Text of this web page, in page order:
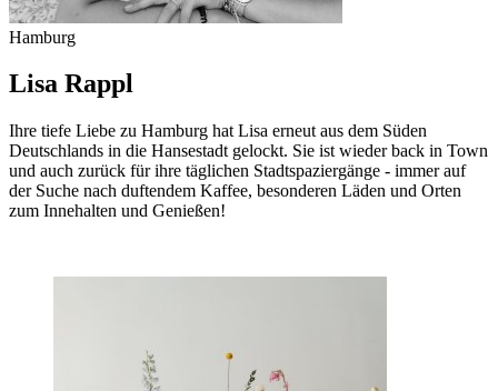
Hamburg
Lisa Rappl
Ihre tiefe Liebe zu Hamburg hat Lisa erneut aus dem Süden
Deutschlands in die Hansestadt gelockt. Sie ist wieder back in Town
und auch zurück für ihre täglichen Stadtspaziergänge - immer auf
der Suche nach duftendem Kaffee, besonderen Läden und Orten
zum Innehalten und Genießen!